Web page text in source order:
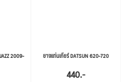
2009-
ยางแท่นเกียร์ DATSUN 620-720
440.-